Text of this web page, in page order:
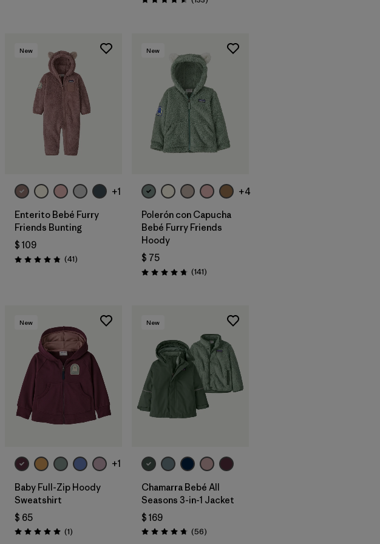
Valoración: 4.6 / 5
New
+1
Enterito Bebé Furry
Friends Bunting
$ 109
Valoración: 4.8 / 5
(41Comentarios
)
New
+4
Polerón con Capucha
Bebé Furry Friends
Hoody
$ 75
Valoración: 4.7 / 5
(141Comentarios
)
New
+1
Baby Full-Zip Hoody
Sweatshirt
$ 65
Valoración: 5.0 / 5
(1Comentarios
)
New
Chamarra Bebé All
Seasons 3-in-1 Jacket
$ 169
Valoración: 4.8 / 5
(56Comentarios
)